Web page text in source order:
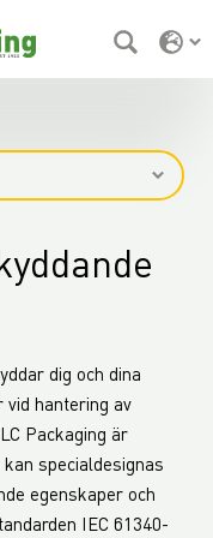
dig och dina
hantering av
Packaging är
specialdesignas
egenskaper och
IEC 61340-